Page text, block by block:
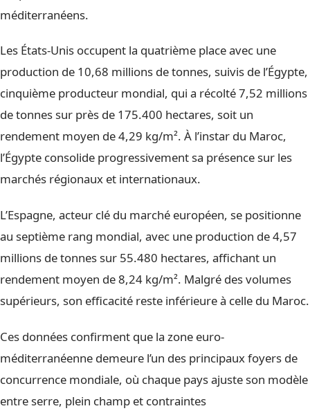
méditerranéens.
Les États-Unis occupent la quatrième place avec une
production de 10,68 millions de tonnes, suivis de l’Égypte,
cinquième producteur mondial, qui a récolté 7,52 millions
de tonnes sur près de 175.400 hectares, soit un
rendement moyen de 4,29 kg/m². À l’instar du Maroc,
l’Égypte consolide progressivement sa présence sur les
marchés régionaux et internationaux.
L’Espagne, acteur clé du marché européen, se positionne
au septième rang mondial, avec une production de 4,57
millions de tonnes sur 55.480 hectares, affichant un
rendement moyen de 8,24 kg/m². Malgré des volumes
supérieurs, son efficacité reste inférieure à celle du Maroc.
Ces données confirment que la zone euro-
méditerranéenne demeure l’un des principaux foyers de
concurrence mondiale, où chaque pays ajuste son modèle
entre serre, plein champ et contraintes